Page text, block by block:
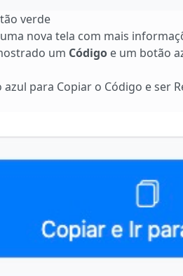
verde
nova tela com mais
um Código e um botão
azul para Copiar o Código e ser